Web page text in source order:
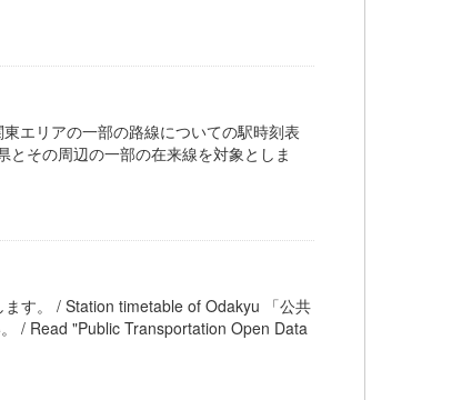
エリアの一部の路線についての駅時刻表
その周辺の一部の在来線を対象としま
す。 / Station timetable of Odakyu 「公共
/ Read "Public Transportation Open Data